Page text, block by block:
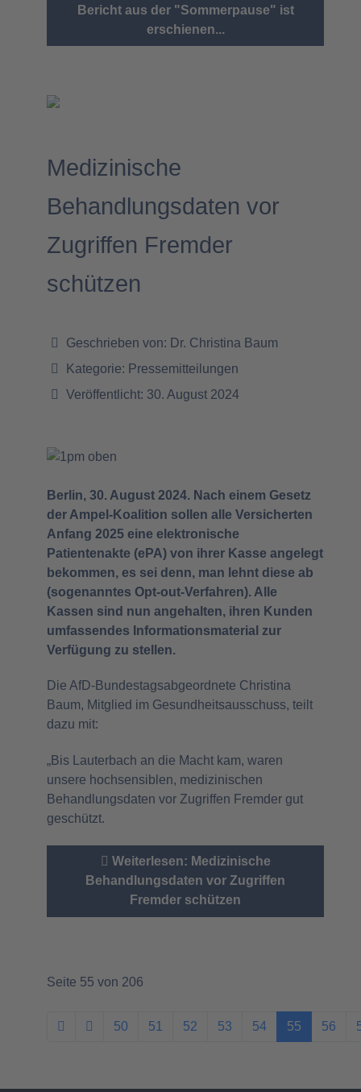
Bericht aus der "Sommerpause" ist
erschienen...
Medizinische
Behandlungsdaten vor
Zugriffen Fremder
schützen
Geschrieben von: Dr. Christina Baum
Kategorie: Pressemitteilungen
Veröffentlicht: 30. August 2024
Berlin, 30. August 2024. Nach einem Gesetz
der Ampel-Koalition sollen alle Versicherten
Anfang 2025 eine elektronische
Patientenakte (ePA) von ihrer Kasse angelegt
bekommen, es sei denn, man lehnt diese ab
(sogenanntes Opt-out-Verfahren). Alle
Kassen sind nun angehalten, ihren Kunden
umfassendes Informationsmaterial zur
Verfügung zu stellen.
Die AfD-Bundestagsabgeordnete Christina
Baum, Mitglied im Gesundheitsausschuss, teilt
dazu mit:
„Bis Lauterbach an die Macht kam, waren
unsere hochsensiblen, medizinischen
Behandlungsdaten vor Zugriffen Fremder gut
geschützt.
Weiterlesen: Medizinische
Behandlungsdaten vor Zugriffen
Fremder schützen
Seite 55 von 206
50 51 52 53 54 55 56